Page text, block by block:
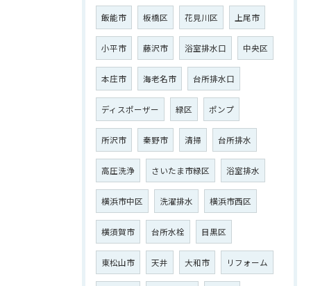
飯能市 板橋区 花見川区 上尾市
小平市 藤沢市 浴室排水口 中央区
本庄市 海老名市 台所排水口
ディスポーザー 緑区 ポンプ
所沢市 秦野市 清掃 台所排水
高圧洗浄 さいたま市緑区 浴室排水
横浜市中区 洗濯排水 横浜市西区
横須賀市 台所水栓 目黒区
東松山市 天井 大和市 リフォーム